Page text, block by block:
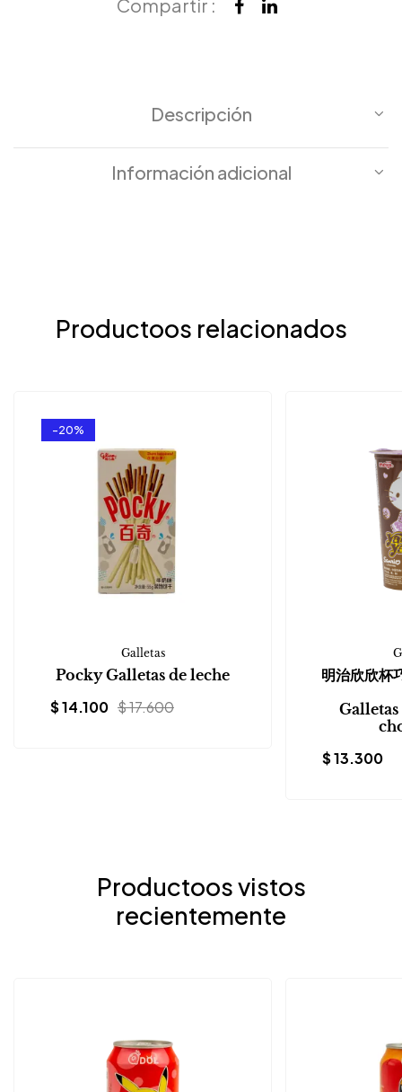
Compartir :
Descripción
Información adicional
Productoos relacionados
-20%
Galletas
Pocky Galletas de leche
$17.600
$14.100
明治欣欣杯
Galletas
$13.300
Productoos vistos
recientemente